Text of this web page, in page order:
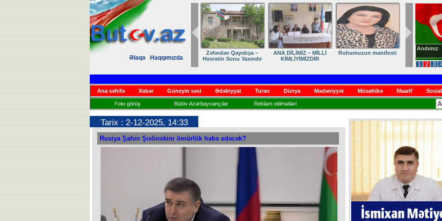
Əlaqə
Haqqımızda
1 2 3
Andımız
Zəfərdən Qayıdışa –
Həsrətin Sonu Yaxındır
ANA DİLİMİZ – MİLLİ
KİMLİYİMİZDİR
Ruhumuzun manifesti
Ana səhifə Xəbər Güneyin səsi Ədəbiyyat Turan Dünya Mədəniyyət Müsahibə Maarif
Foto görüş Bütöv Azərbaycançılar Reklam xidmətləri
Tarix : 2-12-2025, 14:33
Rusiya Şahin Şıxlinskini ömürlük həbs edəcək?